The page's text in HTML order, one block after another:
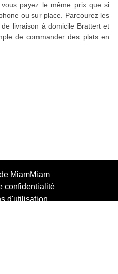
payez le même prix que si
ou sur place. Parcourez les
livraison à domicile Brattert et
de commander des plats en
MiamMiam
confidentialité
d'utilisation